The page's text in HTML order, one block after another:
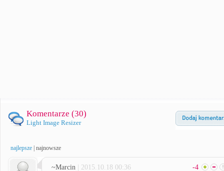
Komentarze (30)
Light Image Resizer
najlepsze najnowsze
~Marcin | 2015.10.18 00:36 -4